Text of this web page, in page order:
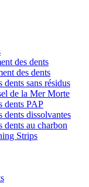
des dents
des dents
dents sans résidus
de la Mer Morte
dents PAP
dents dissolvantes
dents au charbon
Strips